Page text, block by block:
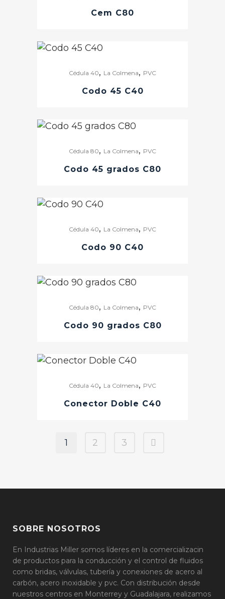
Cem C80
Cédula 40, La Colmena, PVC
Codo 45 C40
Cédula 80, La Colmena, PVC
Codo 45 grados C80
Cédula 40, La Colmena, PVC
Codo 90 C40
Cédula 80, La Colmena, PVC
Codo 90 grados C80
Cédula 40, La Colmena, PVC
Conector Doble C40
1 2 3
SOBRE NOSOTROS
En Industrias Miller somos líderes en la comercializacin
de productos para la conducción y el control de fluidos
como bridas, válvulas, tubería y conexiones de acero al
carbón, acero inoxidable y pvc. Con distribución desde
nuestros centros en Monterrey y Guadalajara, realizamos